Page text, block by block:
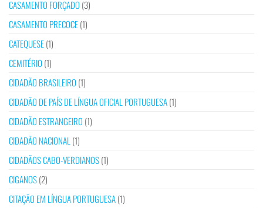
CASAMENTO FORÇADO (3)
CASAMENTO PRECOCE(1)
CATEQUESE(1)
CEMITÉRIO (1)
CIDADÃO BRASILEIRO (1)
CIDADÃO DE PAÍS DE LÍNGUA OFICIAL PORTUGUESA(1)
CIDADÃO ESTRANGEIRO (1)
CIDADÃO NACIONAL(1)
CIDADÃOS CABO-VERDIANOS(1)
CIGANOS(2)
CITAÇÃO EM LÍNGUA PORTUGUESA(1)